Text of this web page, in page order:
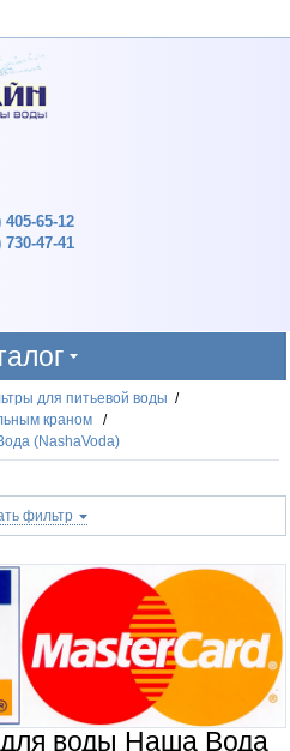
405-65-12
730-47-41
для питьевой воды /
краном
/
(NashaVoda)
фильтр
воды Наша Вода